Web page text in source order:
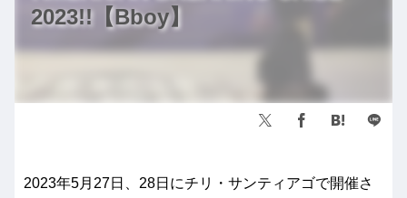
2023!!【Bboy】
2023年5月27日、28日にチリ・サンティアゴで開催さ